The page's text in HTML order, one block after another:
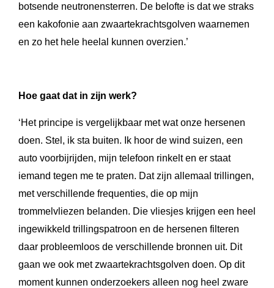
botsende neutronensterren. De belofte is dat we straks
een kakofonie aan zwaartekrachtsgolven waarnemen
en zo het hele heelal kunnen overzien.’
Hoe gaat dat in zijn werk?
‘Het principe is vergelijkbaar met wat onze hersenen
doen. Stel, ik sta buiten. Ik hoor de wind suizen, een
auto voorbijrijden, mijn telefoon rinkelt en er staat
iemand tegen me te praten. Dat zijn allemaal trillingen,
met verschillende frequenties, die op mijn
trommelvliezen belanden. Die vliesjes krijgen een heel
ingewikkeld trillingspatroon en de hersenen filteren
daar probleemloos de verschillende bronnen uit. Dit
gaan we ook met zwaartekrachtsgolven doen. Op dit
moment kunnen onderzoekers alleen nog heel zware